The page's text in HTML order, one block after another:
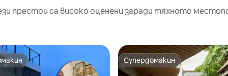
престои са високо оценени заради тяхното
Супердомакин
Супердомакин